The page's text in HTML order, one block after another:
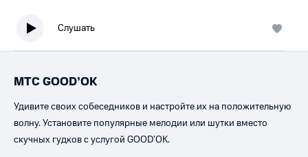
Слушать
МТС GOOD’OK
Удивите своих собеседников и настройте их на положительную
волну. Установите популярные мелодии или шутки вместо
скучных гудков с услугой GOOD’OK.